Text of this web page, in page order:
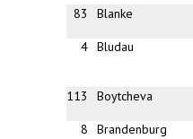
83 Blanke
4 Bludau
113 Boytcheva
8 Brandenburg